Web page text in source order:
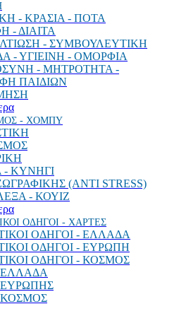
- ΚΡΑΣΙΑ - ΠΟΤΑ
- ΔΙΑΙΤΑ
- ΣΥΜΒΟΥΛΕΥΤΙΚΗ
- ΥΓΙΕΙΝΗ - ΟΜΟΡΦΙΑ
- ΜΗΤΡΟΤΗΤΑ -
ΠΑΙΔΙΩΝ
- ΧΟΜΠΥ
ΚΥΝΗΓΙ
(ANTI STRESS)
- ΚΟΥΙΖ
ΟΔΗΓΟΙ - ΧΑΡΤΕΣ
ΟΔΗΓΟΙ - ΕΛΛΑΔΑ
ΟΔΗΓΟΙ - ΕΥΡΩΠΗ
ΟΔΗΓΟΙ - ΚΟΣΜΟΣ